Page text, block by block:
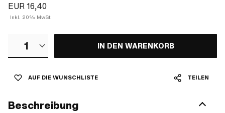
EUR 16,40
Inkl. 20% MwSt.
1 IN DEN WARENKORB
AUF DIE WUNSCHLISTE TEILEN
Beschreibung